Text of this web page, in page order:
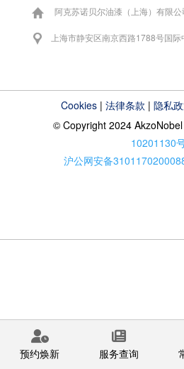
阿克苏诺贝尔油漆（上海）有限公
上海市静安区南京西路1788号国
Cookies |法律条款 |隐私
© Copyright 2024
10201130
沪公网安备
预约焕新 服务查询